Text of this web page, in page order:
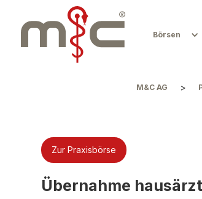
Börsen
M&C AG >
Zur Praxisbörse
Übernahme